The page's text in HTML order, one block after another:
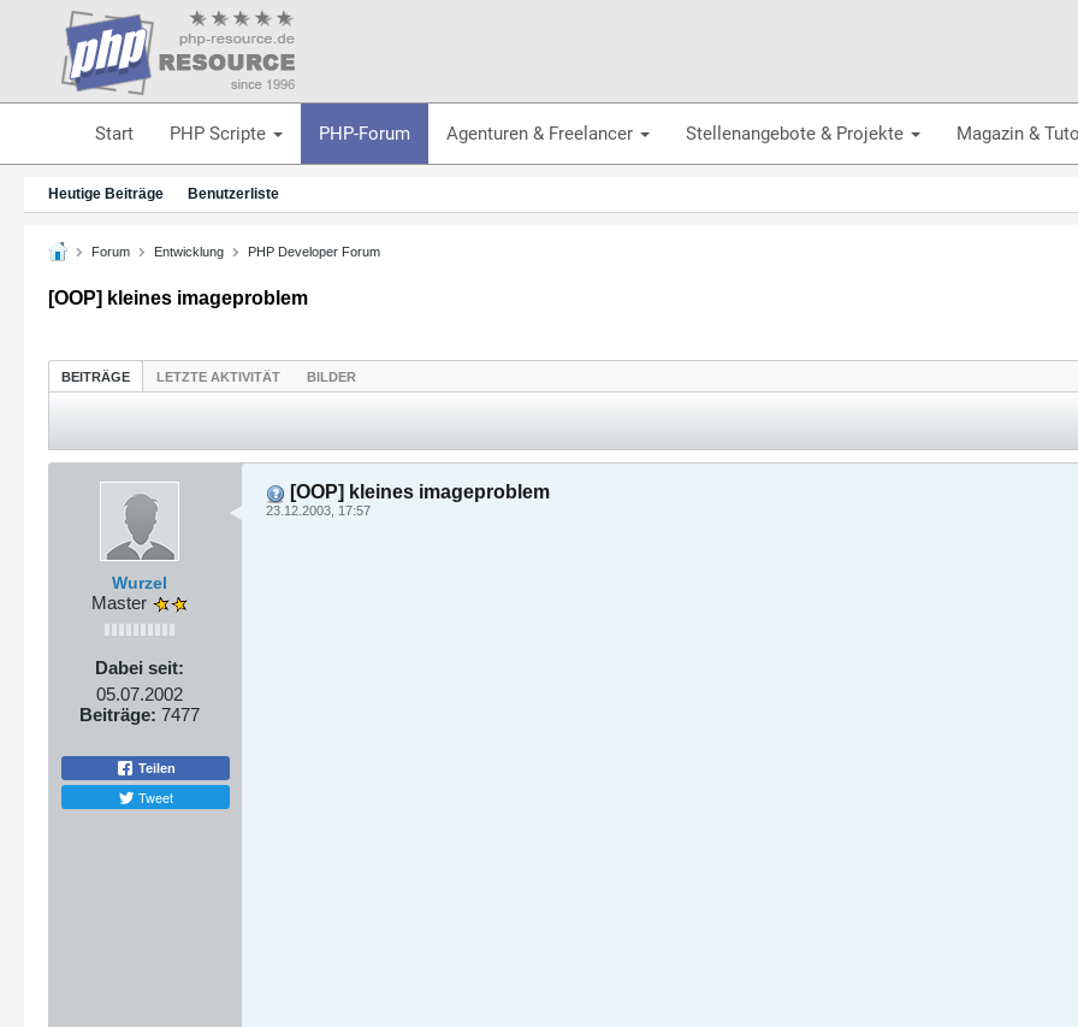
Start PHP Scripte PHP-Forum Agenturen & Freelancer Stellenangebote & Projekte Magazin &
Heutige Beiträge Benutzerliste
Forum Entwicklung PHP Developer Forum
[OOP] kleines imageproblem
BEITRÄGE LETZTE AKTIVITÄT BILDER
Wurzel
Master
Dabei seit:
05.07.2002
Beiträge: 7477
Teilen
Tweet
[OOP] kleines imageproblem
23.12.2003, 17:57